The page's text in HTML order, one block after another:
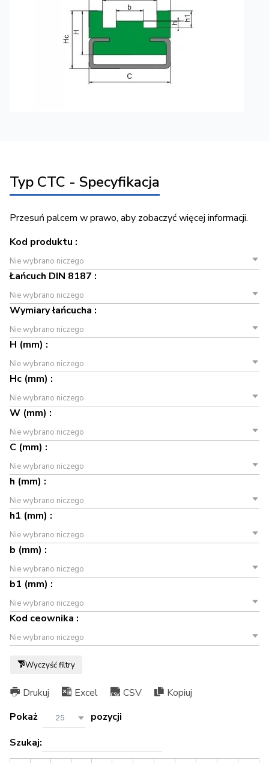
Typ CTC - Specyfikacja
Przesuń palcem w prawo, aby zobaczyć więcej informacji.
Kod produktu :
Nie wybrano niczego
Łańcuch DIN 8187 :
Nie wybrano niczego
Wymiary łańcucha :
Nie wybrano niczego
H (mm) :
Nie wybrano niczego
Hc (mm) :
Nie wybrano niczego
W (mm) :
Nie wybrano niczego
C (mm) :
Nie wybrano niczego
h (mm) :
Nie wybrano niczego
h1 (mm) :
Nie wybrano niczego
b (mm) :
Nie wybrano niczego
b1 (mm) :
Nie wybrano niczego
Kod ceownika :
Nie wybrano niczego
Wyczyść filtry
Drukuj Excel CSV
Kopiuj
Pokaż
25
pozycji
Szukaj: